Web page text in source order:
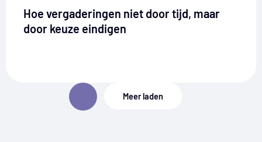
Hoe vergaderingen niet door tijd, maar
door keuze eindigen
Meer laden